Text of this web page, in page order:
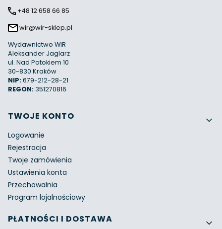
+48 12 658 66 85
wir@wir-sklep.pl
Wydawnictwo WiR
Aleksander Jaglarz
ul. Nad Potokiem 10
30-830 Kraków
NIP:679-212-28-21
REGON: 351270816
Linki w stopce
TWOJE KONTO
Logowanie
Rejestracja
Twoje zamówienia
Ustawienia konta
Przechowalnia
Program lojalnościowy
PŁATNOŚCI I DOSTAWA